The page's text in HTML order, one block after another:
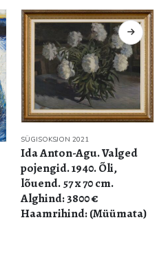
SÜGISOKSJON 2021
Ida Anton-Agu. Valged
pojengid. 1940. Õli,
lõuend. 57 x 70 cm.
Alghind: 3800 €
Haamrihind: (Müümata)